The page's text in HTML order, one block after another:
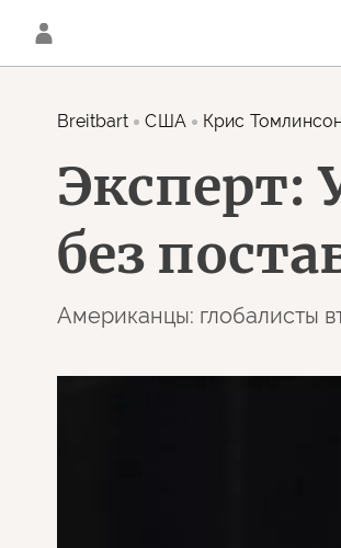
Breitbart США Крис Томлинсон
Эксперт:
без
Американцы: глобалисты